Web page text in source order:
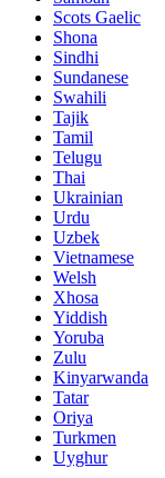
Scots Gaelic
Shona
Sindhi
Sundanese
Swahili
Tajik
Tamil
Telugu
Thai
Ukrainian
Urdu
Uzbek
Vietnamese
Welsh
Xhosa
Yiddish
Yoruba
Zulu
Kinyarwanda
Tatar
Oriya
Turkmen
Uyghur